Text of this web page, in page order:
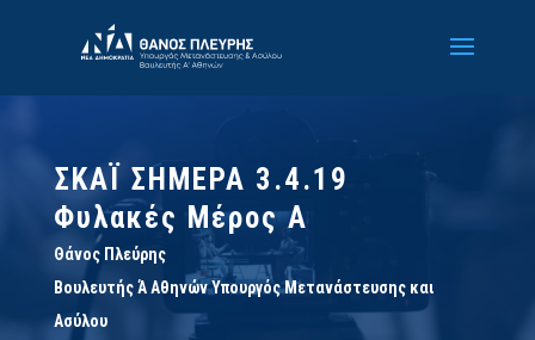
ΣΚΑΪ ΣΗΜΕΡΑ 3.4.19
Φυλακές Μέρος Α
Θάνος Πλεύρης
Βουλευτής Ά Αθηνών Υπουργός Μετανάστευσης και
Ασύλου